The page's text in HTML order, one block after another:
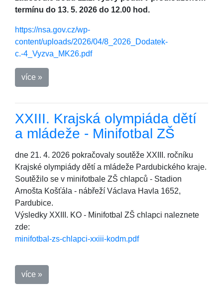
termínu do 13. 5. 2026 do 12.00 hod.
https://nsa.gov.cz/wp-
content/uploads/2026/04/8_2026_Dodatek-
c.-4_Vyzva_MK26.pdf
více »
XXIII. Krajská olympiáda dětí
a mládeže - Minifotbal ZŠ
dne 21. 4. 2026 pokračovaly soutěže XXIII. ročníku
Krajské olympiády dětí a mládeže Pardubického kraje.
Soutěžilo se v minifotbale ZŠ chlapců - Stadion
Arnošta Košťála - nábřeží Václava Havla 1652,
Pardubice.
Výsledky XXIII. KO - Minifotbal ZŠ chlapci naleznete
zde:
minifotbal-zs-chlapci-xxiii-kodm.pdf
více »